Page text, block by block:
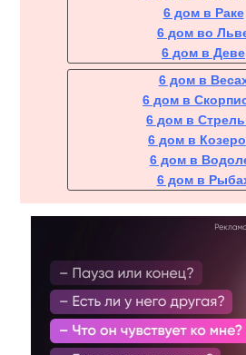
6 дом в Раке
6 дом во
6 дом в Деве
6 дом в
6 дом в
6 дом в
6 дом в
6 дом в
6 дом в